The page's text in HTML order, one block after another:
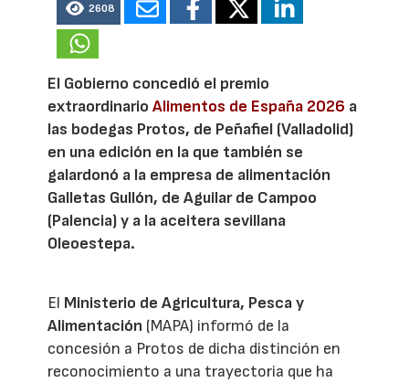
2608
El Gobierno concedió el premio
extraordinarioAlimentos de España 2026 a
las bodegas Protos, de Peñafiel (Valladolid)
en una edición en la que también se
galardonó a la empresa de alimentación
Galletas Gullón, de Aguilar de Campoo
(Palencia) y a la aceitera sevillana
Oleoestepa.
El Ministerio de Agricultura, Pesca y
Alimentación (MAPA) informó de la
concesión a Protos de dicha distinción en
reconocimiento a una trayectoria que ha